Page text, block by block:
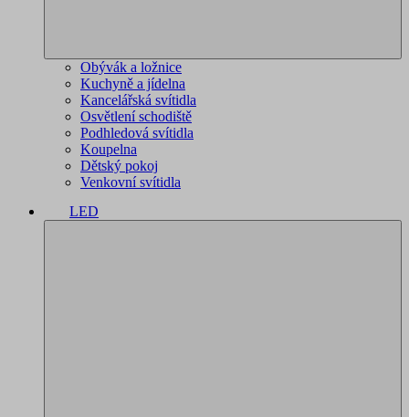
Obývák a ložnice
Kuchyně a jídelna
Kancelářská svítidla
Osvětlení schodiště
Podhledová svítidla
Koupelna
Dětský pokoj
Venkovní svítidla
LED